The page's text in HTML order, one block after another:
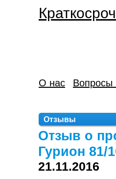
О нас Вопросы
Отзывы
Отзыв о
Гурион 81/
21.11.2016